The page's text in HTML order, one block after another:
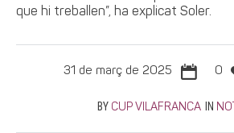
que hi treballen”, ha explicat Soler.
31 de març de 2025 0
BY CUP VILAFRANCA IN